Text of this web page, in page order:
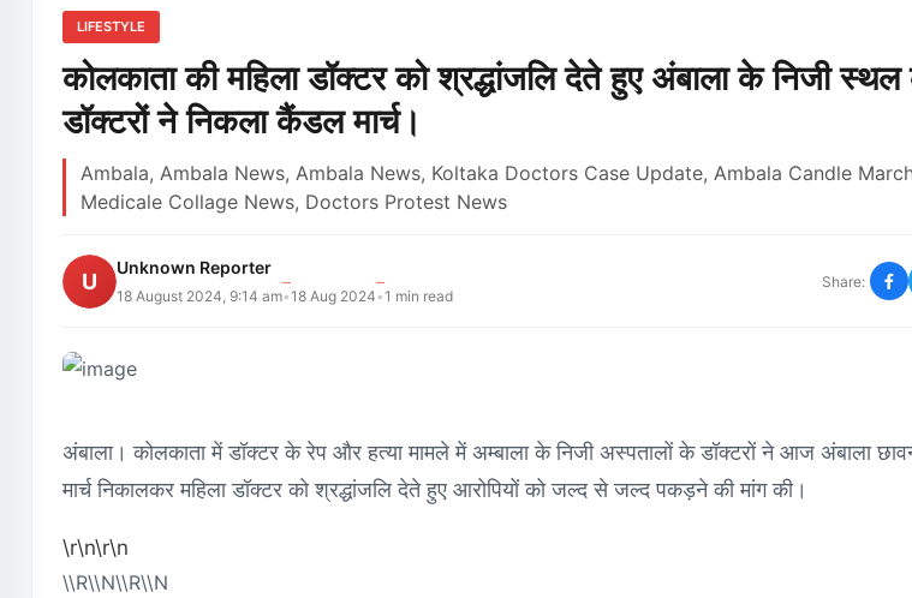
LIFESTYLE
कोलकाता की महिला डॉक्टर को श्रद्धांजलि देते हुए अंबाला के निजी
डॉक्टरों ने निकला कैंडल मार्च।
Ambala, Ambala News, Ambala News, Koltaka Doctors Case Update, Ambala Candle
Medicale Collage News, Doctors Protest News
U
Unknown Reporter
18 August 2024, 9:14 am•18 Aug 2024•1 min read
Share:
अंबाला। कोलकाता में डॉक्टर के रेप और हत्या मामले में अम्बाला के निजी अस्पतालों के डॉक्टरों ने आज अंबाला
मार्च निकालकर महिला डॉक्टर को श्रद्धांजलि देते हुए आरोपियों को जल्द से जल्द पकड़ने की मांग की।
\r\n\r\n
\\r\\n\\r\\n